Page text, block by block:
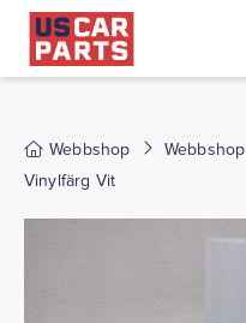
Webbshop Webbshop
Vinylfärg Vit